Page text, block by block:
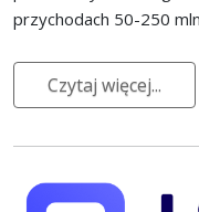
przychodach 50-250
Czytaj więcej...